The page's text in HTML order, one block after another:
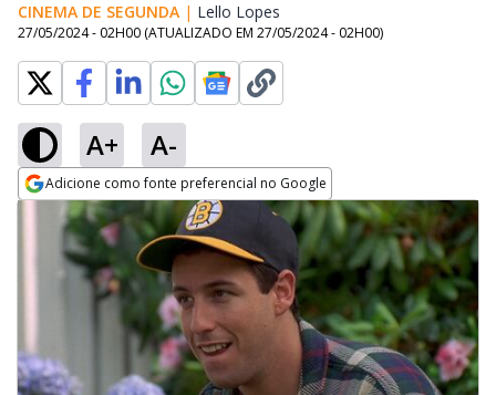
CINEMA DE SEGUNDA | Lello Lopes
27/05/2024 - 02H00 (ATUALIZADO EM 27/05/2024 - 02H00)
A+ A-
Adicione como fonte preferencial no Google
Opens in new window